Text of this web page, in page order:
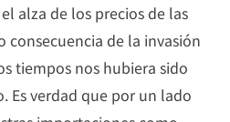
alza de los precios de las
consecuencia de la invasión
tiempos nos hubiera sido
Es verdad que por un lado